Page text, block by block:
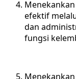
efektif
dan
fungsi